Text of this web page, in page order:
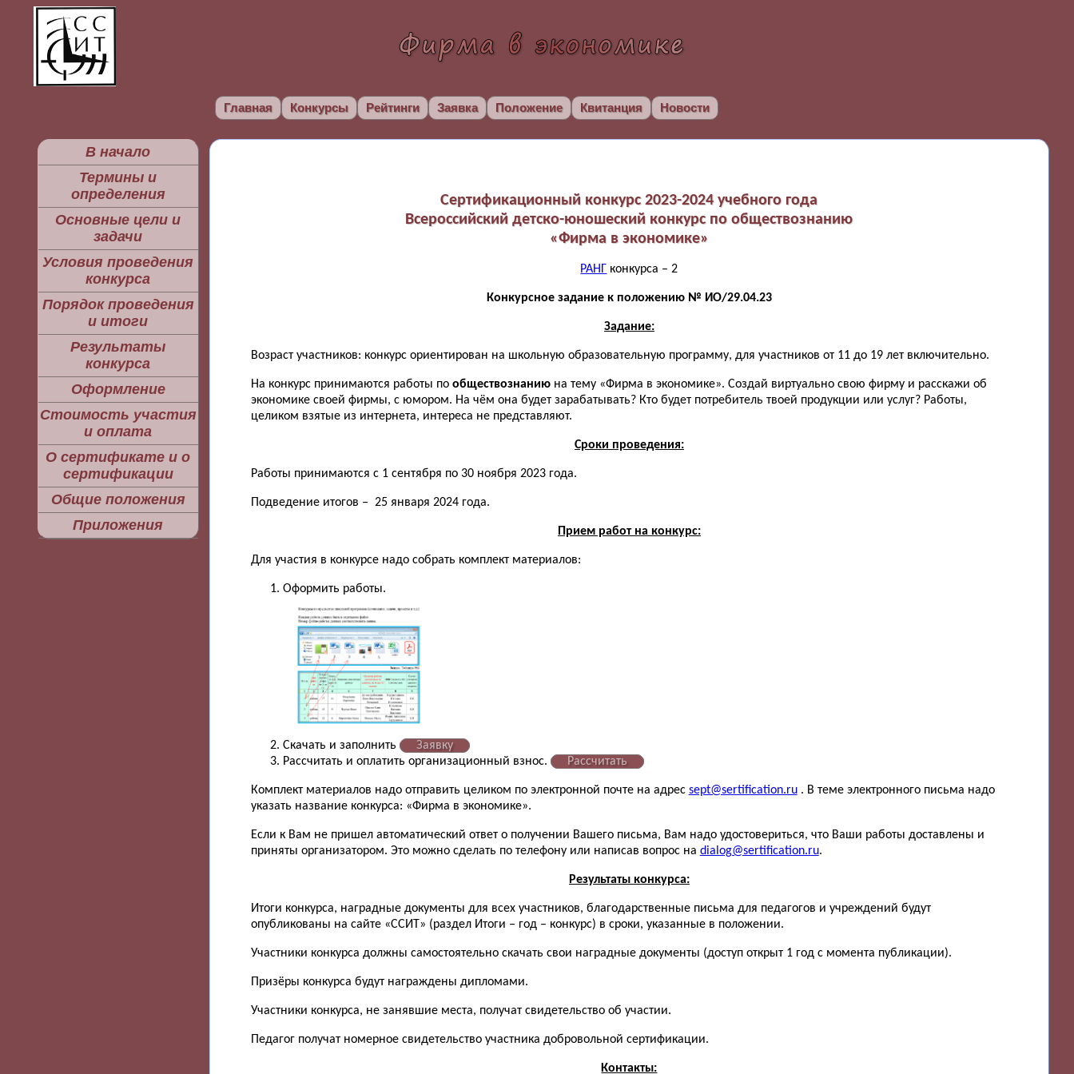
Главная Конкурсы Рейтинги Заявка Положение Квитанция Новости
В начало
Термины и
определения
Основные цели и
задачи
Условия проведения
конкурса
Порядок проведения
и итоги
Результаты
конкурса
Оформление
Стоимость участия
и оплата
О сертификате и о
сертификации
Общие положения
Приложения
Сертификационный конкурс 2023-2024 учебного года
Всероссийский детско-юношеский конкурс по обществознанию
«Фирма в экономике»
РАНГ конкурса – 2
Конкурсное задание к положению № ИО/29.04.23
Задание:
Возраст участников: конкурс ориентирован на школьную образовательную программу, для участников от 11 до 19 лет включительно.
На конкурс принимаются работы по обществознаниюна тему «Фирма в экономике». Создай виртуально свою фирму и расскажи об
экономике своей фирмы, с юмором. На чём она будет зарабатывать? Кто будет потребитель твоей продукции или услуг? Работы,
целиком взятые из интернета, интереса не представляют.
Сроки проведения:
Работы принимаются с 1 сентября по 30 ноября 2023 года.
Подведение итогов – 25 января 2024 года.
Прием работ на конкурс:
Для участия в конкурсе надо собрать комплект материалов:
Оформить работы.
Скачать и заполнить
Заявку
Рассчитать и оплатить организационный взнос.
Рассчитать
Комплект материалов надо отправить целиком по электронной почте на адрес sept@sertification.ru. В теме электронного письма надо
указать название конкурса: «Фирма в экономике».
Если к Вам не пришел автоматический ответ о получении Вашего письма, Вам надо удостовериться, что Ваши работы доставлены и
приняты организатором. Это можно сделать по телефону или написав вопрос на dialog@sertification.ru.
Результаты конкурса:
Итоги конкурса, наградные документы для всех участников, благодарственные письма для педагогов и учреждений будут
опубликованы на сайте «ССИТ» (раздел Итоги – год – конкурс) в сроки, указанные в положении.
Участники конкурса должны самостоятельно скачать свои наградные документы (доступ открыт 1 год с момента публикации).
Призёры конкурса будут награждены дипломами.
Участники конкурса, не занявшие места, получат свидетельство об участии.
Педагог получат номерное свидетельство участника добровольной сертификации.
Контакты: